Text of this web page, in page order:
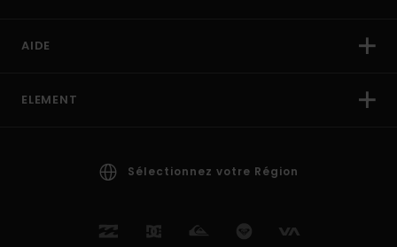
AIDE
ELEMENT
Sélectionnez votre Région